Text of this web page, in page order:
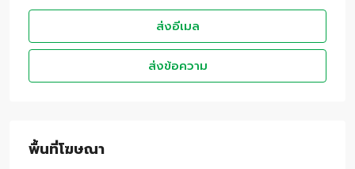
ส่งอีเมล
ส่งข้อความ
พื้นที่โฆษณา